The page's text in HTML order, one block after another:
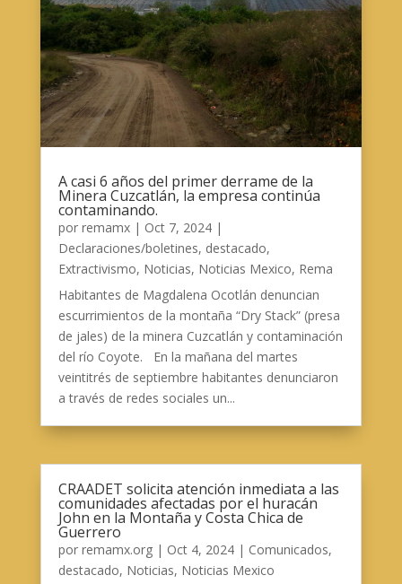
A casi 6 años del primer derrame de la
Minera Cuzcatlán, la empresa continúa
contaminando.
por remamx| Oct 7, 2024|
Declaraciones/boletines, destacado,
Extractivismo, Noticias, Noticias Mexico, Rema
Habitantes de Magdalena Ocotlán denuncian
escurrimientos de la montaña “Dry Stack” (presa
de jales) de la minera Cuzcatlán y contaminación
del río Coyote. En la mañana del martes
veintitrés de septiembre habitantes denunciaron
a través de redes sociales un...
CRAADET solicita atención inmediata a las
comunidades afectadas por el huracán
John en la Montaña y Costa Chica de
Guerrero
por remamx.org| Oct 4, 2024| Comunicados,
destacado, Noticias, Noticias Mexico